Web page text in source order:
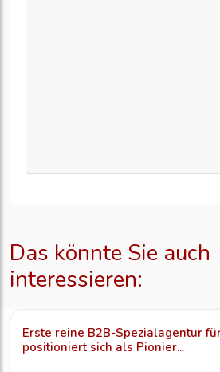
Das könnte Sie auch
interessieren:
Erste reine B2B-Spezialagentur für
positioniert sich als Pionier...